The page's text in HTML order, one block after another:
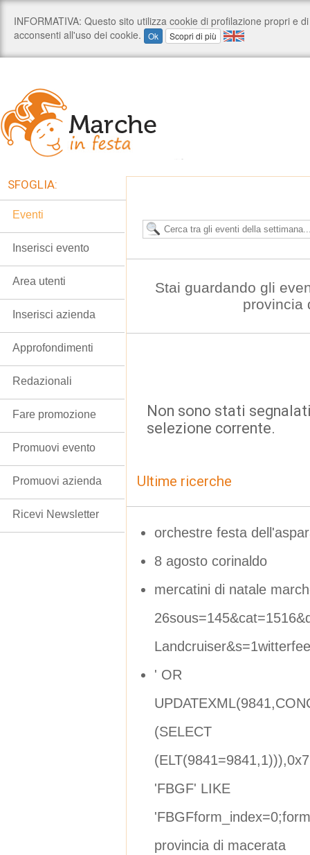
Stai guardando gli
provincia
Non sono stati
selezione corrente.
Ultime ricerche
orchestre festa
8 agosto corinaldo
mercatini di natale
' OR
(SELECT
'FBGF' LIKE
provincia di macerata
SFOGLIA:
Eventi
Inserisci evento
Area utenti
Inserisci azienda
Approfondimenti
Redazionali
Fare promozione
Promuovi evento
Promuovi azienda
Ricevi Newsletter